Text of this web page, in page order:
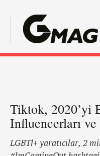
Tiktok, 2020’yi
Influencerları
LGBTİ+ yaratıcılar, 2